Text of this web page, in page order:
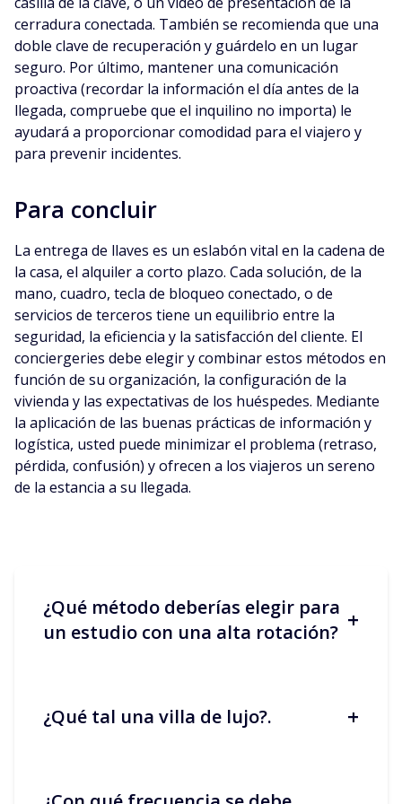
cerradura conectada. También se recomienda que una
doble clave de recuperación y guárdelo en un lugar
seguro. Por último, mantener una comunicación
proactiva (recordar la información el día antes de la
llegada, compruebe que el inquilino no importa) le
ayudará a proporcionar comodidad para el viajero y
para prevenir incidentes.
Para concluir
La entrega de llaves es un eslabón vital en la cadena de
la casa, el alquiler a corto plazo. Cada solución, de la
mano, cuadro, tecla de bloqueo conectado, o de
servicios de terceros tiene un equilibrio entre la
seguridad, la eficiencia y la satisfacción del cliente. El
conciergeries debe elegir y combinar estos métodos en
función de su organización, la configuración de la
vivienda y las expectativas de los huéspedes. Mediante
la aplicación de las buenas prácticas de información y
logística, usted puede minimizar el problema (retraso,
pérdida, confusión) y ofrecen a los viajeros un sereno
de la estancia a su llegada.
¿Qué método deberías elegir para
un estudio con una alta rotación? +
La caja de llaves o la cerradura
los desplazamientos y estandarizan el
¿Qué tal una villa de lujo?. +